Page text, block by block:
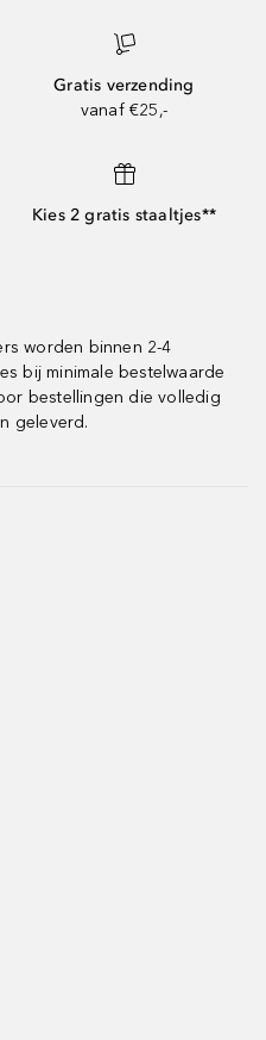
Gratis verzending
vanaf €25,-
Kies 2 gratis staaltjes**
worden binnen 2-4
bij minimale bestelwaarde
bestellingen die volledig
geleverd.